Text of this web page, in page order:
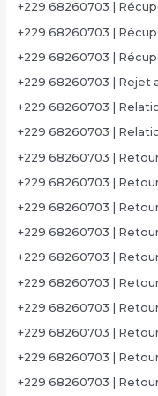
+229 68260703 |
+229 68260703 |
+229 68260703 |
+229 68260703 | Rejet
+229 68260703 |
+229 68260703 |
+229 68260703 |
+229 68260703 |
+229 68260703 |
+229 68260703 |
+229 68260703 |
+229 68260703 |
+229 68260703 |
+229 68260703 |
+229 68260703 |
+229 68260703 |